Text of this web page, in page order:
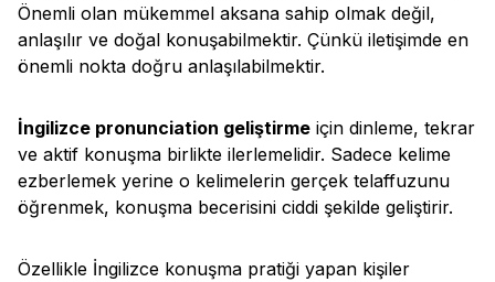
Önemli olan mükemmel aksana sahip olmak değil,
anlaşılır ve doğal konuşabilmektir. Çünkü iletişimde en
önemli nokta doğru anlaşılabilmektir.
İngilizce pronunciation geliştirme için dinleme, tekrar
ve aktif konuşma birlikte ilerlemelidir. Sadece kelime
ezberlemek yerine o kelimelerin gerçek telaffuzunu
öğrenmek, konuşma becerisini ciddi şekilde geliştirir.
Özellikle İngilizce konuşma pratiği yapan kişiler